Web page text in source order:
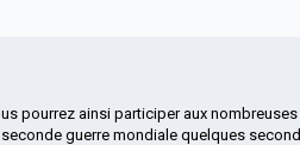
pourrez ainsi participer aux
guerre mondiale quelques